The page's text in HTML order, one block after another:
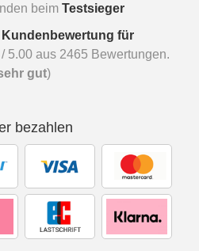
beim Testsieger
für
/ 5.00 aus 2465 Bewertungen.
gut)
bezahlen